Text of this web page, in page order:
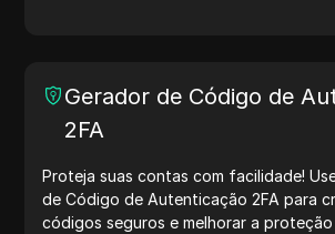
para testar geolocalização, verificar
muito mais. Simplifique seus fluxos de
otimize seu processo de
Gerador de Código de
2FA
Proteja suas contas com facilidade!
de Código de Autenticação 2FA para
códigos seguros e melhorar a proteção